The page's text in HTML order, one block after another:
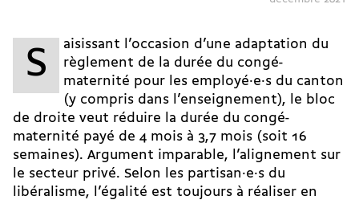
S
aisissant l’occasion d’une adaptation du
règlement de la durée du congé-
maternité pour les employé·e·s du canton
(y compris dans l’enseignement), le bloc
de droite veut réduire la durée du congé-
maternité payé de 4 mois à 3,7 mois (soit 16
semaines). Argument imparable, l’alignement sur
le secteur privé. Selon les partisan·e·s du
libéralisme, l’égalité est toujours à réaliser en